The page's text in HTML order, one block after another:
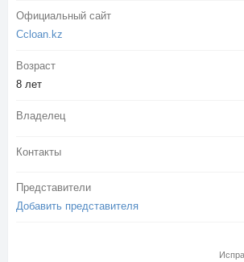
Официальный сайт
Ccloan.kz
Возраст
8 лет
Владелец
Контакты
Представители
Добавить представителя